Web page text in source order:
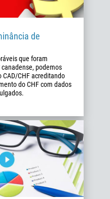
de
que foram
podemos
CHF acreditando
do CHF com dados